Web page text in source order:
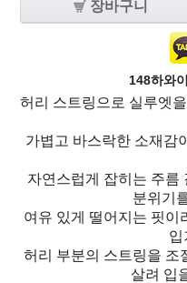
장바구니
148하와
허리 스트링으로 실루엣
가볍고 바스락한 소재감
자연스럽게 잡히는 주름
분위기
여유 있게 떨어지는 핏이
입
허리 부분의 스트링을 조
살려 입